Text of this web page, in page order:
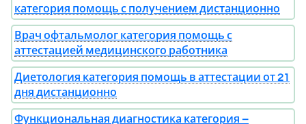
категория помощь с получением дистанционно
Врач офтальмолог категория помощь с
аттестацией медицинского работника
Диетология категория помощь в аттестации от 21
дня дистанционно
Функциональная диагностика категория –